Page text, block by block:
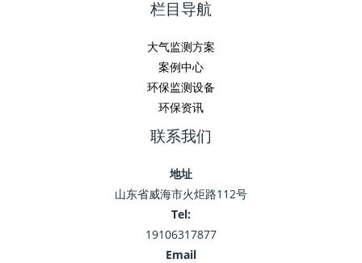
栏目导航
大气监测方案
案例中心
环保监测设备
环保资讯
联系我们
地址
山东省威海市火炬路112号
Tel:
19106317877
Email